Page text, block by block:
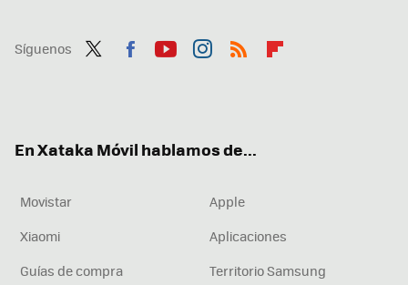
Síguenos
En Xataka Móvil hablamos de...
Movistar
Apple
Xiaomi
Aplicaciones
Guías de compra
Territorio Samsung